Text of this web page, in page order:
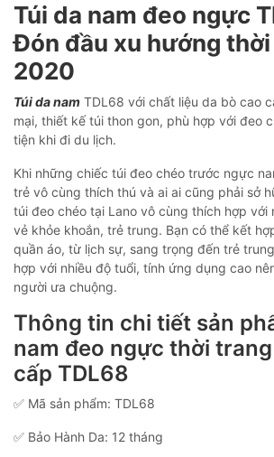
Túi da nam đeo ngực
Đón đầu xu hướng
2020
Túi da nam TDL68 với chất liệu da bò cao
mại, thiết kế túi thon gon, phù hợp với đeo
tiện khi đi du lịch.
Khi những chiếc túi đeo chéo trước ngực
trẻ vô cùng thích thú và ai ai cũng phải sở
túi đeo chéo tại Lano vô cùng thích hợp với
vẻ khỏe khoắn, trẻ trung. Bạn có thể kết
quần áo, từ lịch sự, sang trọng đến trẻ
hợp với nhiều độ tuổi, tính ứng dụng cao
người ưa chuộng.
Thông tin chi tiết sản
nam đeo ngực thời
cấp TDL68
✅ Mã sản phẩm: TDL68
✅ Bảo Hành Da: 12 tháng